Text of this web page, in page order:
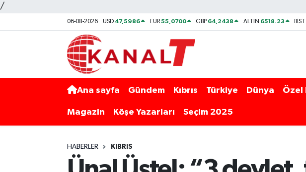
/
06-08-2026 USD 47,5986 EUR55,0700 GBP 64,2438 ALTIN 6518.23
Ana sayfa Gündem Kıbrıs Türkiye Dünya Özel
Magazin Köşe Yazarları Seçim 2025
HABERLER KIBRIS